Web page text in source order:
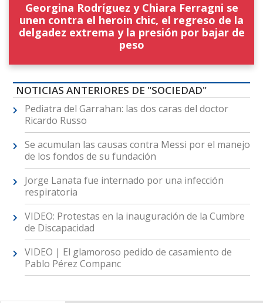
Georgina Rodríguez y Chiara Ferragni se
unen contra el heroin chic, el regreso de la
delgadez extrema y la presión por bajar de
peso
NOTICIAS ANTERIORES DE "SOCIEDAD"
Pediatra del Garrahan: las dos caras del doctor
Ricardo Russo
Se acumulan las causas contra Messi por el manejo
de los fondos de su fundación
Jorge Lanata fue internado por una infección
respiratoria
VIDEO: Protestas en la inauguración de la Cumbre
de Discapacidad
VIDEO | El glamoroso pedido de casamiento de
Pablo Pérez Companc